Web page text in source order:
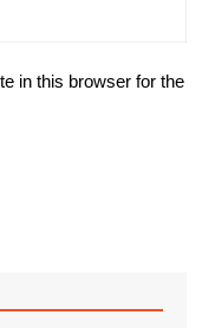
in this browser for the